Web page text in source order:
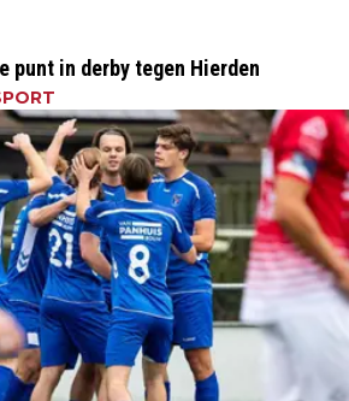
punt in derby tegen Hierden